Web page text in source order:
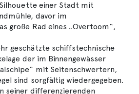
einer Stadt mit
davor im
große Rad eines „Overtoom“,
geschätzte schiffstechnische
der im Binnengewässer
mit Seitenschwertern,
sind sorgfältig wiedergegeben.
seiner differenzierenden